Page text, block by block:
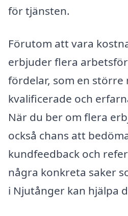
för tjänsten.
Förutom att vara
erbjuder flera
fördelar, som en
kvalificerade och
När du ber om flera
också chans att
kundfeedback och
några konkreta saker
i Njutånger kan hjälpa